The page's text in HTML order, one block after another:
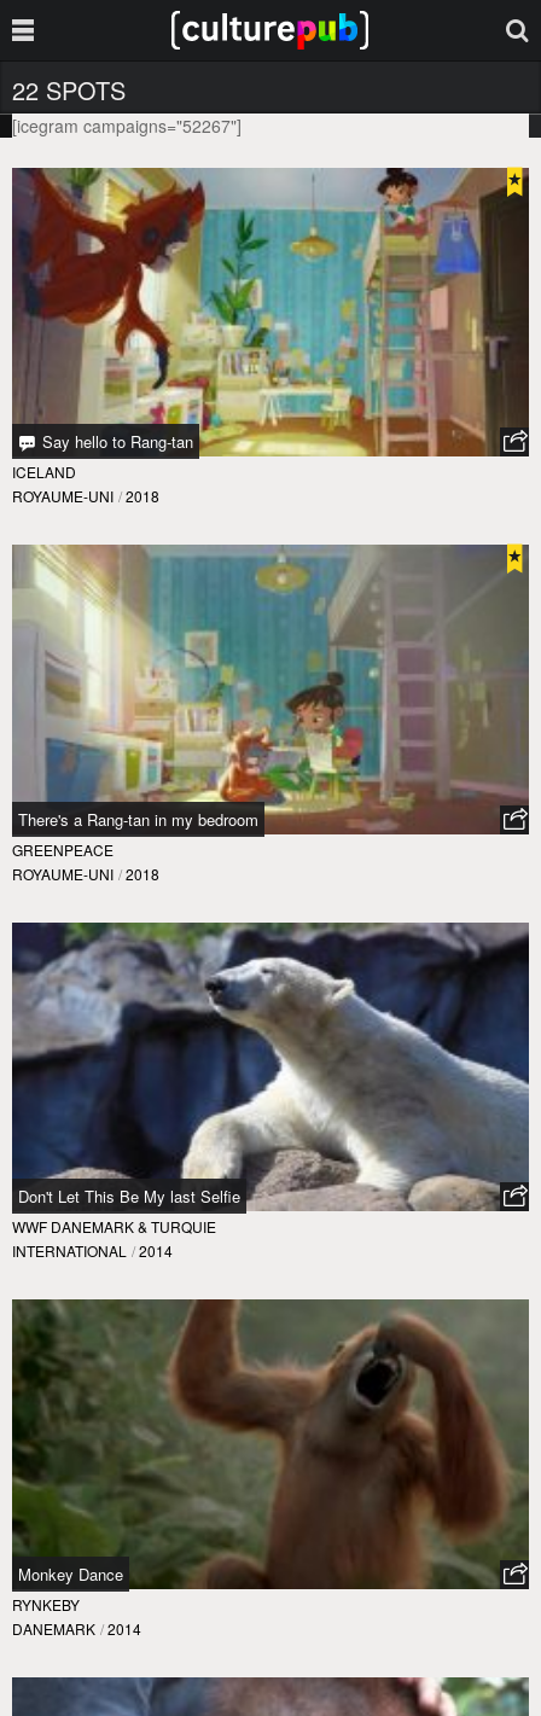
22 SPOTS
[icegram campaigns="52267"]
Say hello to Rang-tan
ICELAND
ROYAUME-UNI / 2018
There's a Rang-tan in my bedroom
GREENPEACE
ROYAUME-UNI / 2018
Don't Let This Be My last Selfie
WWF DANEMARK & TURQUIE
INTERNATIONAL / 2014
Monkey Dance
RYNKEBY
DANEMARK / 2014